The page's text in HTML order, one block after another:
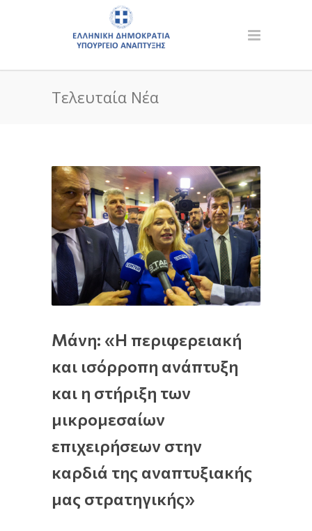
Τελευταία Νέα
Μάνη: «Η περιφερειακή
και ισόρροπη ανάπτυξη
και η στήριξη των
μικρομεσαίων
επιχειρήσεων στην
καρδιά της αναπτυξιακής
μας στρατηγικής»